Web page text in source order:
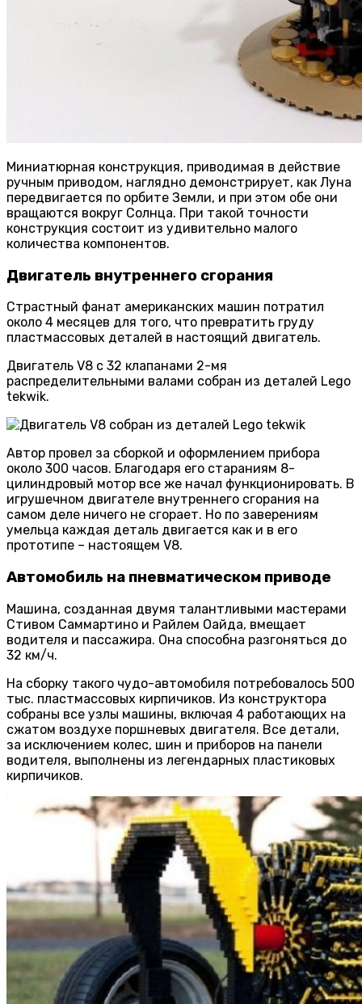
Миниатюрная конструкция, приводимая в действие
ручным приводом, наглядно демонстрирует, как Луна
передвигается по орбите Земли, и при этом обе они
вращаются вокруг Солнца. При такой точности
конструкция состоит из удивительно малого
количества компонентов.
Двигатель внутреннего сгорания
Страстный фанат американских машин потратил
около 4 месяцев для того, что превратить груду
пластмассовых деталей в настоящий двигатель.
Двигатель V8 с 32 клапанами 2-мя
распределительными валами собран из деталей Lego
tekwik.
Автор провел за сборкой и оформлением прибора
около 300 часов. Благодаря его стараниям 8-
цилиндровый мотор все же начал функционировать. В
игрушечном двигателе внутреннего сгорания на
самом деле ничего не сгорает. Но по заверениям
умельца каждая деталь двигается как и в его
прототипе – настоящем V8.
Автомобиль на пневматическом приводе
Машина, созданная двумя талантливыми мастерами
Стивом Саммартино и Райлем Оайда, вмещает
водителя и пассажира. Она способна разгоняться до
32 км/ч.
На сборку такого чудо-автомобиля потребовалось 500
тыс. пластмассовых кирпичиков. Из конструктора
собраны все узлы машины, включая 4 работающих на
сжатом воздухе поршневых двигателя. Все детали,
за исключением колес, шин и приборов на панели
водителя, выполнены из легендарных пластиковых
кирпичиков.